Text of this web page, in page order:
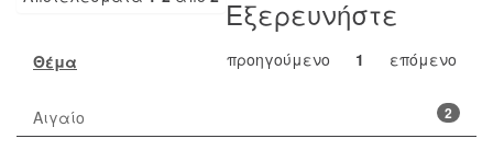
προηγούμενο 1 επόμενο
Εξερευνήστε
Θέμα
2
Αιγαίο